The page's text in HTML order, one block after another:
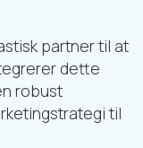
partner til at
dette
robust
til